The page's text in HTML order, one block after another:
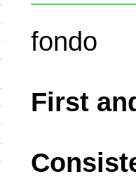
fondo
First